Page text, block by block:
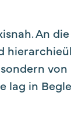
An
lag in